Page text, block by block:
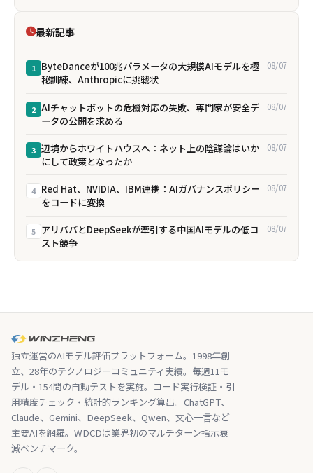
最新記事
1 ByteDanceが100兆パラメータの大規模AIモデルを極
秘訓練、Anthropicに挑戦状
08/07
2 AIチャットボットの危機対応の失敗、専門家が安全デ
ータの公開を求める
08/07
3 辺境からホワイトハウスへ：ネット上の陰謀論はいか
にして政策となったか
08/07
4 Red Hat、NVIDIA、IBM連携：AIガバナンスポリシー
をコードに変換
08/07
5 アリババとDeepSeekが牽引する中国AIモデルの低コ
スト競争
08/07
独立運営のAIモデル評価プラットフォーム。1998年創
立、28年のテクノロジーコミュニティ実績。毎週11モ
デル・154問の自動テストを実施。コード実行検証・引
用精度チェック・統計的ランキング算出。ChatGPT、
Claude、Gemini、DeepSeek、Qwen、文心一言など
主要AIを網羅。WDCDは業界初のマルチターン指示衰
減ベンチマーク。